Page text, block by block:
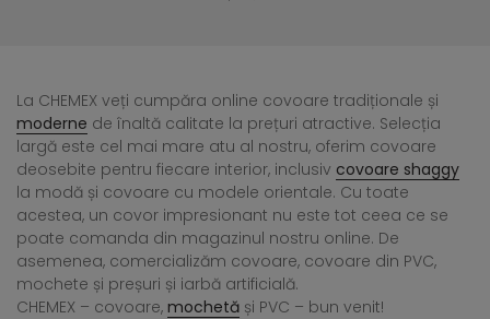
La CHEMEX veți cumpăra online covoare tradiționale și
moderne de înaltă calitate la prețuri atractive. Selecția
largă este cel mai mare atu al nostru, oferim covoare
deosebite pentru fiecare interior, inclusiv covoare shaggy
la modă și covoare cu modele orientale. Cu toate
acestea, un covor impresionant nu este tot ceea ce se
poate comanda din magazinul nostru online. De
asemenea, comercializăm covoare, covoare din PVC,
mochete și preșuri și iarbă artificială.
CHEMEX – covoare, mochetă și PVC – bun venit!